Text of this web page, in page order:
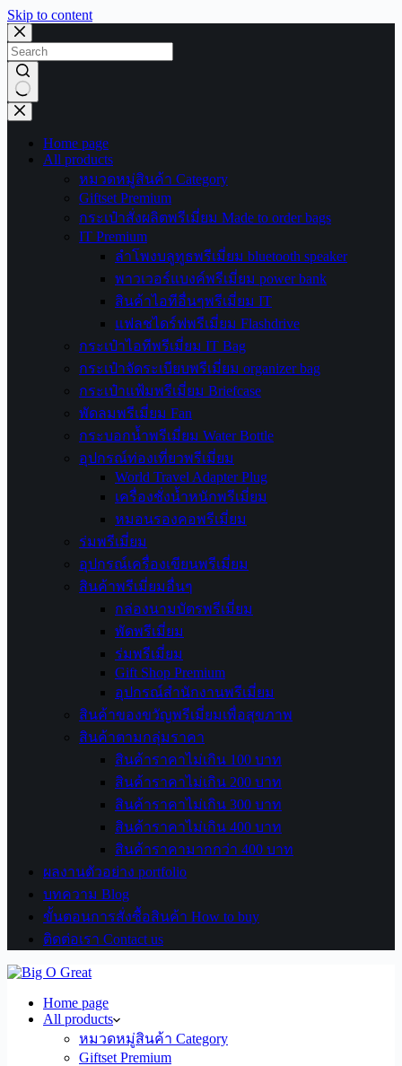
Skip to content
No
results
Home page
All products
หมวดหมู่สินค้า Category
Giftset Premium
กระเป๋าสั่งผลิตพรีเมี่ยม Made to order bags
IT Premium
ลำโพงบลูทูธพรีเมี่ยม bluetooth speaker
พาวเวอร์แบงค์พรีเมี่ยม power bank
สินค้าไอทีอื่นๆพรีเมี่ยม IT
แฟลชไดร์ฟพรีเมี่ยม Flashdrive
กระเป๋าไอทีพรีเมี่ยม IT Bag
กระเป๋าจัดระเบียบพรีเมี่ยม organizer bag
กระเป๋าแฟ้มพรีเมี่ยม Briefcase
พัดลมพรีเมี่ยม Fan
กระบอกน้ำพรีเมี่ยม Water Bottle
อุปกรณ์ท่องเที่ยวพรีเมี่ยม
World Travel Adapter Plug
เครื่องชั่งน้ำหนักพรีเมี่ยม
หมอนรองคอพรีเมี่ยม
ร่มพรีเมี่ยม
อุปกรณ์เครื่องเขียนพรีเมี่ยม
สินค้าพรีเมี่ยมอื่นๆ
กล่องนามบัตรพรีเมี่ยม
พัดพรีเมี่ยม
ร่มพรีเมี่ยม
Gift Shop Premium
อุปกรณ์สำนักงานพรีเมี่ยม
สินค้าของขวัญพรีเมี่ยมเพื่อสุขภาพ
สินค้าตามกลุ่มราคา
สินค้าราคาไม่เกิน 100 บาท
สินค้าราคาไม่เกิน 200 บาท
สินค้าราคาไม่เกิน 300 บาท
สินค้าราคาไม่เกิน 400 บาท
สินค้าราคามากกว่า 400 บาท
ผลงานตัวอย่าง portfolio
บทความ Blog
ขั้นตอนการสั่งซื้อสินค้า How to buy
ติดต่อเรา Contact us
Home page
All products
หมวดหมู่สินค้า Category
Giftset Premium